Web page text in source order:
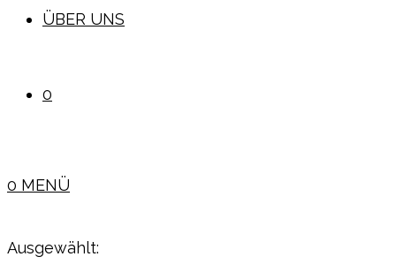
ÜBER UNS
0
0 MENÜ
Ausgewählt: